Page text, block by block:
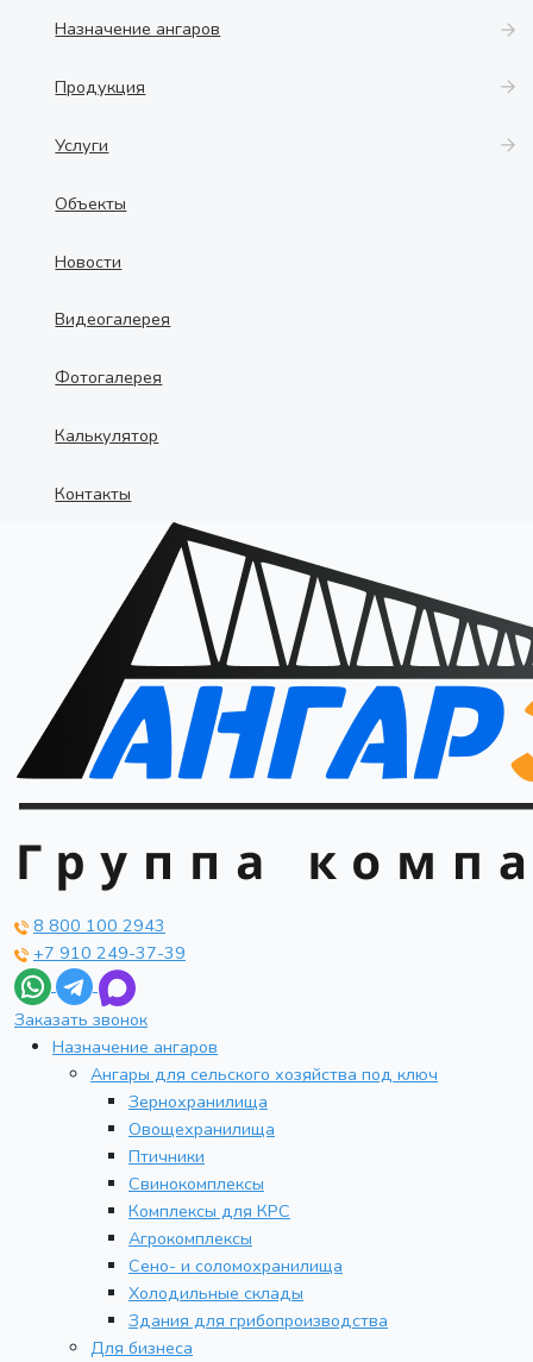
Назначение ангаров
Продукция
Услуги
Объекты
Новости
Видеогалерея
Фотогалерея
Калькулятор
Контакты
8 800 100 2943
+7 910 249-37-39
Заказать звонок
Назначение ангаров
Ангары для сельского хозяйства под ключ
Зернохранилища
Овощехранилища
Птичники
Свинокомплексы
Комплексы для КРС
Агрокомплексы
Сено- и соломохранилища
Холодильные склады
Здания для грибопроизводства
Для бизнеса